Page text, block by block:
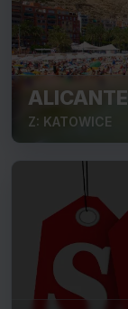
ALICANTE
Z: KATOWICE